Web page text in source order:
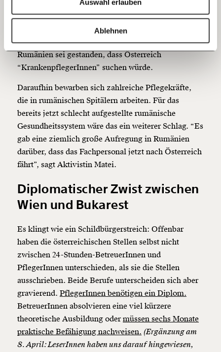
Auswahl erlauben
Ablehnen
20€ 40€
60€ 100€
150€
Ich möchte meine Spende verschenken.
Du erhältst eine E-Mail mit deiner
Geschenkurkunde im PDF-Format, welche Du
ausdrucken oder weiterleiten und verschenken
kannst.
1/3
https://www.moment.at/story/24-stunden-betreuung-fluege-rumaenien/
auch noch für “schwerste diplomatische
Verstimmung zwischen Österreich und Rumänien”,
wie es Lipinski formuliert. Denn in den ersten
Aufrufen an die 24-Stunden-BetreuerInnen in
Rumänien sei gestanden, dass Österreich
“KrankenpflegerInnen” suchen würde.
Daraufhin bewarben sich zahlreiche Pflegekräfte,
die in rumänischen Spitälern arbeiten. Für das
bereits jetzt schlecht aufgestellte rumänische
Gesundheitssystem wäre das ein weiterer Schlag. “Es
gab eine ziemlich große Aufregung in Rumänien
darüber, dass das Fachpersonal jetzt nach Österreich
fährt”, sagt Aktivistin Matei.
Diplomatischer Zwist zwischen
Wien und Bukarest
Es klingt wie ein Schildbürgerstreich: Offenbar
haben die österreichischen Stellen selbst nicht
zwischen 24-Stunden-BetreuerInnen und
PflegerInnen unterschieden, als sie die Stellen
ausschrieben. Beide Berufe unterscheiden sich aber
gravierend. PflegerInnen benötigen ein Diplom.
BetreuerInnen absolvieren eine viel kürzere
theoretische Ausbildung odermüssen sechs Monate
praktische Befähigung nachweisen. (Ergänzung am
8. April: LeserInnen haben uns darauf hingewiesen,